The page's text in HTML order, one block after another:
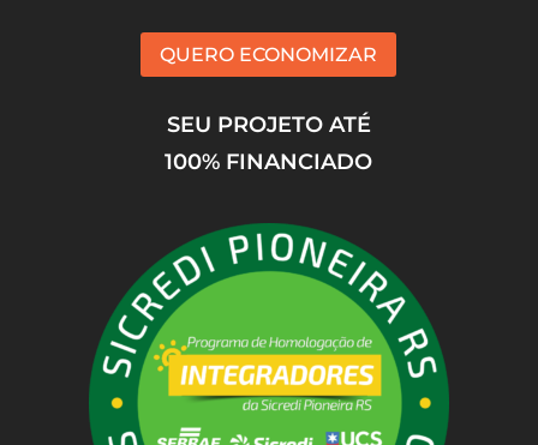
QUERO ECONOMIZAR
SEU PROJETO ATÉ
100% FINANCIADO